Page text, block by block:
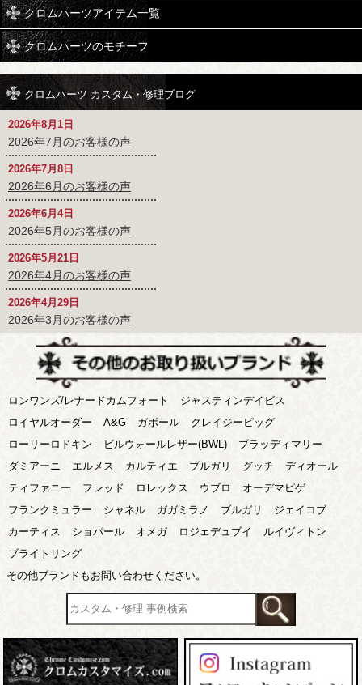
クロムハーツアイテム一覧
クロムハーツのモチーフ
クロムハーツ カスタム・修理ブログ
2026年8月1日
2026年7月のお客様の声
2026年7月8日
2026年6月のお客様の声
2026年6月4日
2026年5月のお客様の声
2026年5月21日
2026年4月のお客様の声
2026年4月29日
2026年3月のお客様の声
ロンワンズ/レナードカムフォート
ジャスティンデイビス
ロイヤルオーダー
A&G ガボール
クレイジーピッグ
ローリーロドキン
ビルウォールレザー(BWL)
ブラッディマリー
ダミアーニ
エルメス カルティエ ブルガリ グッチ
ディオール
ティファニー
フレッド ロレックス ウブロ
オーデマピゲ
フランクミュラー
シャネル ガガミラノ ブルガリ
ジェイコブ
カーティス
ショパール オメガ ロジェデュブイ
ルイヴィトン
ブライトリング
その他ブランドもお問い合わせください。